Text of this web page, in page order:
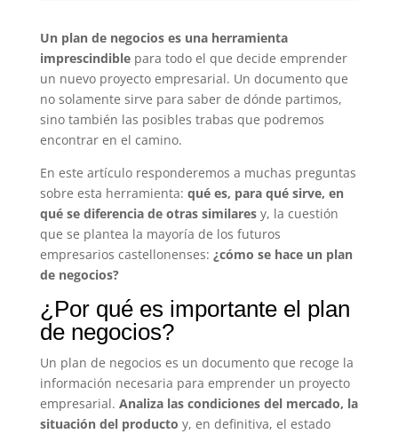
Un plan de negocios es una herramienta
imprescindiblepara todo el que decide emprender
un nuevo proyecto empresarial. Un documento que
no solamente sirve para saber de dónde partimos,
sino también las posibles trabas que podremos
encontrar en el camino.
En este artículo responderemos a muchas preguntas
sobre esta herramienta: qué es, para qué sirve, en
qué se diferencia de otras similaresy, la cuestión
que se plantea la mayoría de los futuros
empresarios castellonenses: ¿cómo se hace un plan
de negocios?
¿Por qué es importante el plan
de negocios?
Un plan de negocios es un documento que recoge la
información necesaria para emprender un proyecto
empresarial. Analiza las condiciones del mercado, la
situación del producto y, en definitiva, el estado